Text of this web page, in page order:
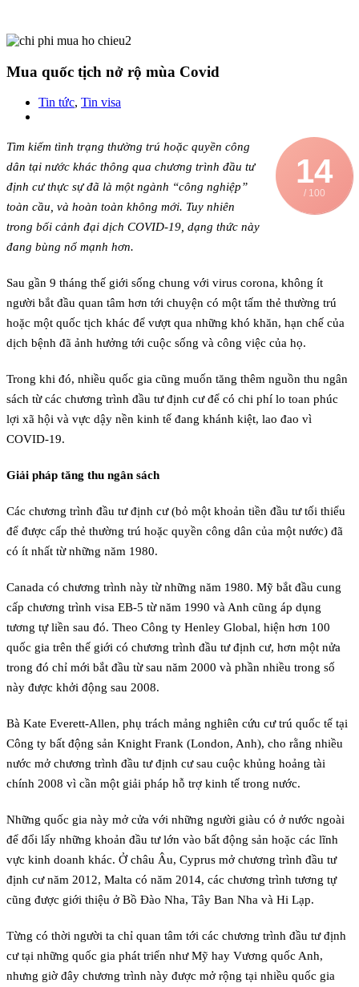
Mua quốc tịch nở rộ mùa Covid
Tin tức, Tin visa
14
/ 100
Tìm kiếm tình trạng thường trú hoặc quyền công
dân tại nước khác thông qua chương trình đầu tư
định cư thực sự đã là một ngành “công nghiệp”
toàn cầu, và hoàn toàn không mới. Tuy nhiên
trong bối cảnh đại dịch COVID-19, dạng thức này
đang bùng nổ mạnh hơn.
Sau gần 9 tháng thế giới sống chung với virus corona, không ít
người bắt đầu quan tâm hơn tới chuyện có một tấm thẻ thường trú
hoặc một quốc tịch khác để vượt qua những khó khăn, hạn chế của
dịch bệnh đã ảnh hưởng tới cuộc sống và công việc của họ.
Trong khi đó, nhiều quốc gia cũng muốn tăng thêm nguồn thu ngân
sách từ các chương trình đầu tư định cư để có chi phí lo toan phúc
lợi xã hội và vực dậy nền kinh tế đang khánh kiệt, lao đao vì
COVID-19.
Giải pháp tăng thu ngân sách
Các chương trình đầu tư định cư (bỏ một khoản tiền đầu tư tối thiểu
để được cấp thẻ thường trú hoặc quyền công dân của một nước) đã
có ít nhất từ những năm 1980.
Canada có chương trình này từ những năm 1980. Mỹ bắt đầu cung
cấp chương trình visa EB-5 từ năm 1990 và Anh cũng áp dụng
tương tự liền sau đó. Theo Công ty Henley Global, hiện hơn 100
quốc gia trên thế giới có chương trình đầu tư định cư, hơn một nửa
trong đó chỉ mới bắt đầu từ sau năm 2000 và phần nhiều trong số
này được khởi động sau 2008.
Bà Kate Everett-Allen, phụ trách mảng nghiên cứu cư trú quốc tế tại
Công ty bất động sản Knight Frank (London, Anh), cho rằng nhiều
nước mở chương trình đầu tư định cư sau cuộc khủng hoảng tài
chính 2008 vì cần một giải pháp hỗ trợ kinh tế trong nước.
Những quốc gia này mở cửa với những người giàu có ở nước ngoài
để đổi lấy những khoản đầu tư lớn vào bất động sản hoặc các lĩnh
vực kinh doanh khác. Ở châu Âu, Cyprus mở chương trình đầu tư
định cư năm 2012, Malta có năm 2014, các chương trình tương tự
cũng được giới thiệu ở Bồ Đào Nha, Tây Ban Nha và Hi Lạp.
Từng có thời người ta chỉ quan tâm tới các chương trình đầu tư định
cư tại những quốc gia phát triển như Mỹ hay Vương quốc Anh,
nhưng giờ đây chương trình này được mở rộng tại nhiều quốc gia